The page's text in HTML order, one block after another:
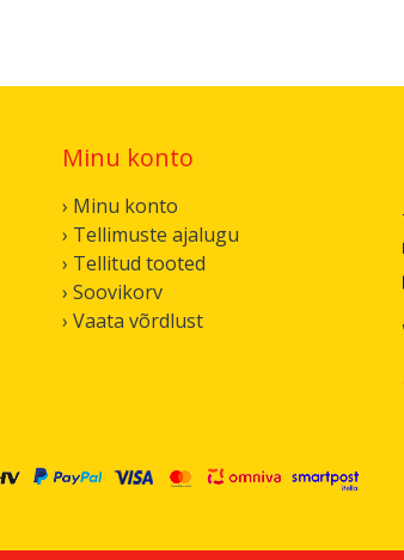
Minu konto
› Minu konto
› Tellimuste ajalugu
› Tellitud tooted
› Soovikorv
› Vaata võrdlust